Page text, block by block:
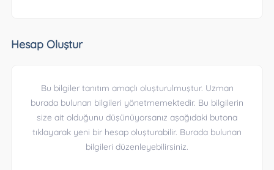
Hesap Oluştur
Bu bilgiler tanıtım amaçlı oluşturulmuştur. Uzman
burada bulunan bilgileri yönetmemektedir. Bu bilgilerin
size ait olduğunu düşünüyorsanız aşağıdaki butona
tıklayarak yeni bir hesap oluşturabilir. Burada bulunan
bilgileri düzenleyebilirsiniz.